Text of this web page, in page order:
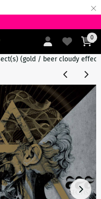
×
0
(gold / beer cloudy